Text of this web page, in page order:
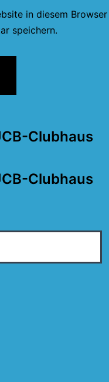
in diesem Browser
speichern.
Clubhaus
Clubhaus